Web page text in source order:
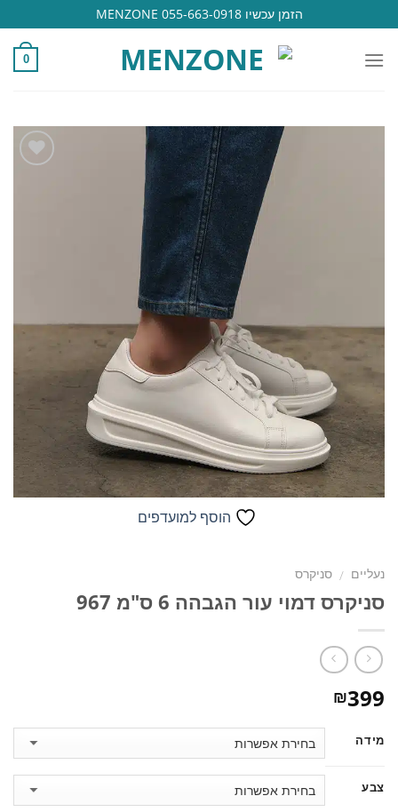
to
content
הזמן עכשיו 055-663-0918 MENZONE
0
הוסף למועדפים
נעליים / סניקרס
סניקרס דמוי עור הגבהה 6 ס"מ 967
₪399
מידה
צבע